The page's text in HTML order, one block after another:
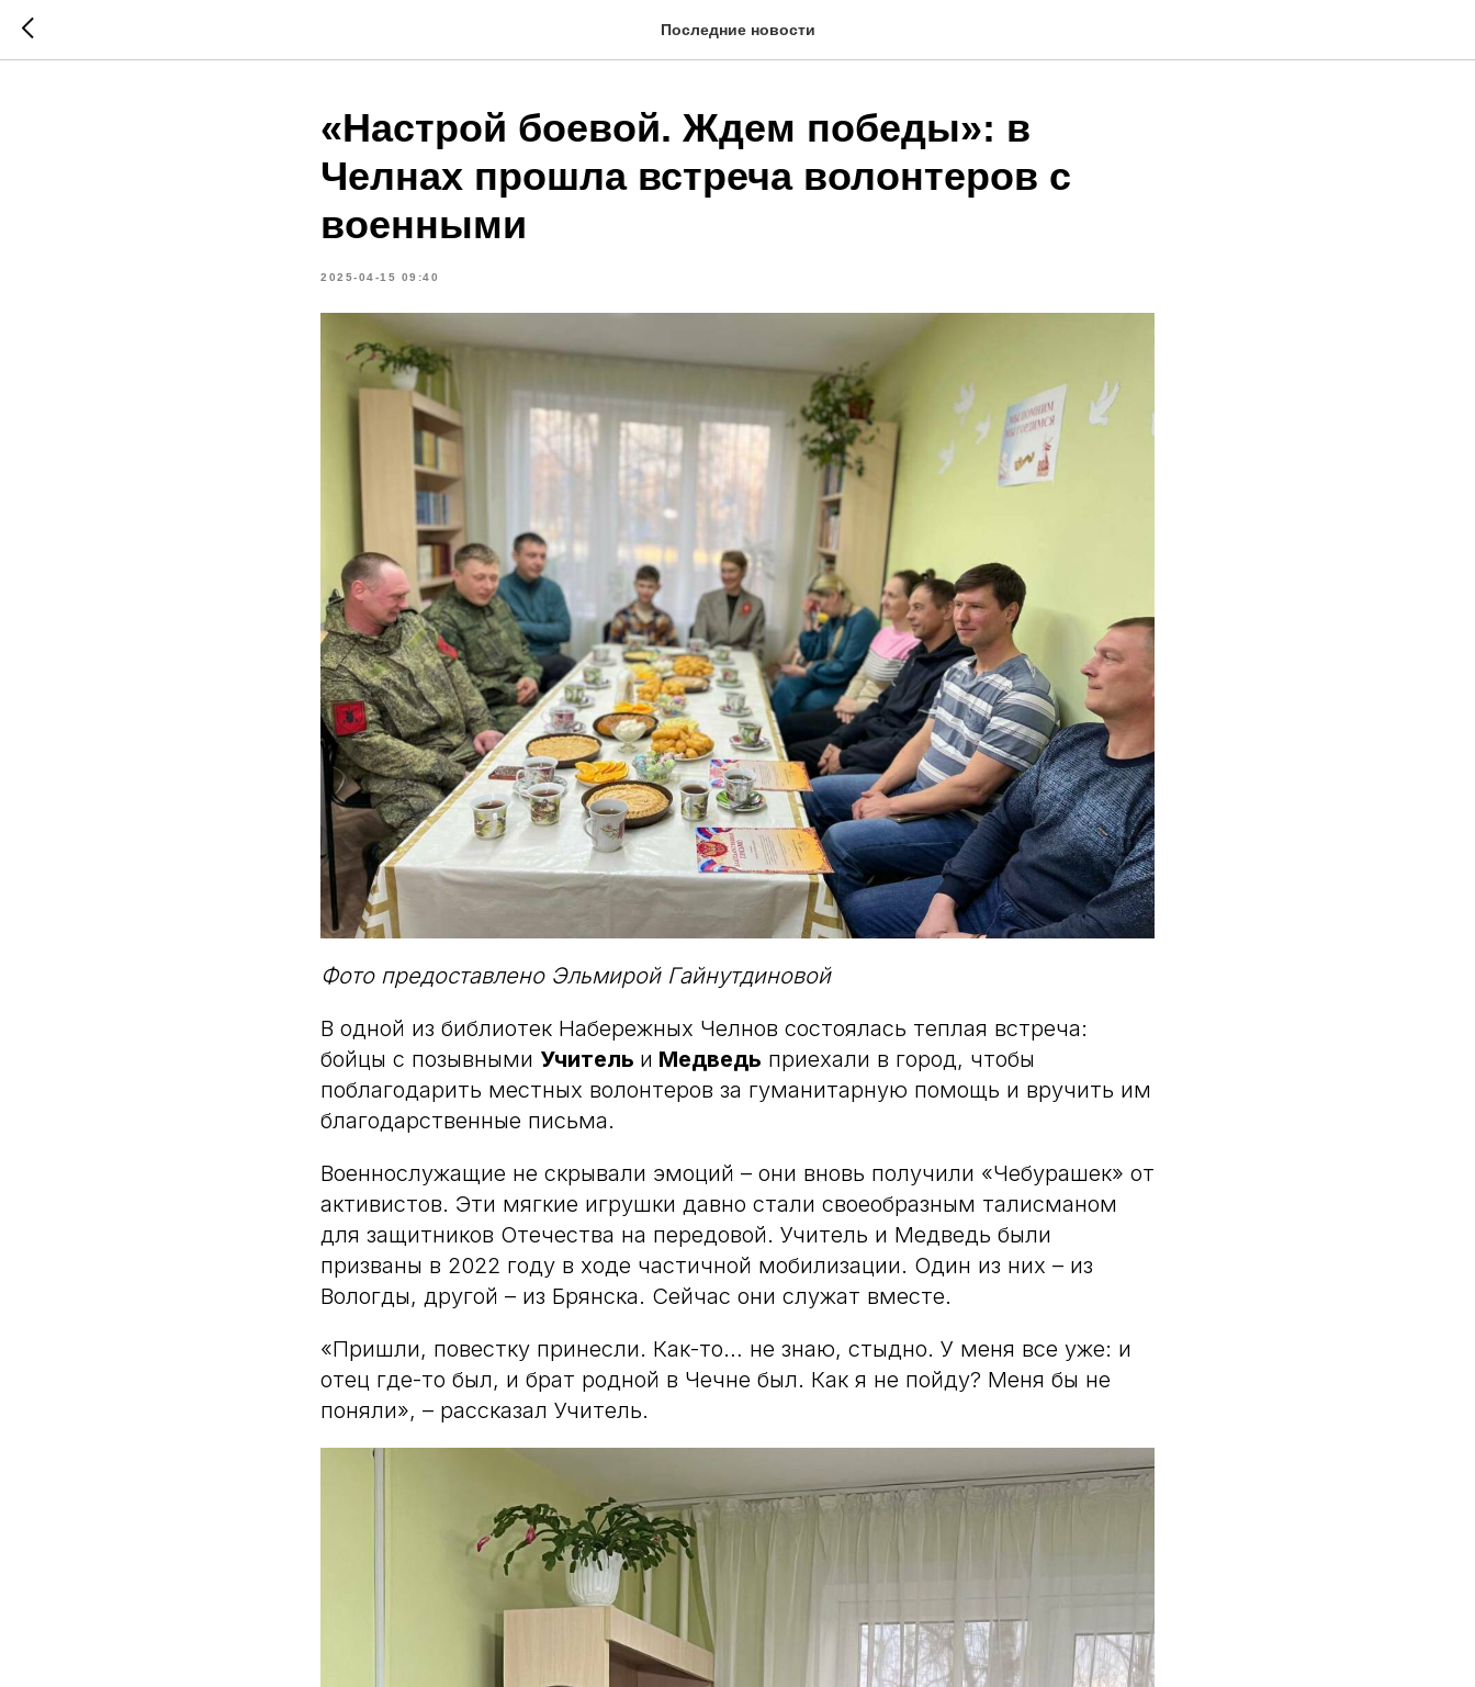
Последние новости
«Настрой боевой. Ждем победы»: в
Челнах прошла встреча волонтеров с
военными
2025-04-15 09:40
Фото предоставлено Эльмирой Гайнутдиновой
В одной из библиотек Набережных Челнов состоялась теплая встреча:
бойцы с позывными Учитель и Медведь приехали в город, чтобы
поблагодарить местных волонтеров за гуманитарную помощь и вручить им
благодарственные письма.
Военнослужащие не скрывали эмоций – они вновь получили «Чебурашек» от
активистов. Эти мягкие игрушки давно стали своеобразным талисманом
для защитников Отечества на передовой. Учитель и Медведь были
призваны в 2022 году в ходе частичной мобилизации. Один из них – из
Вологды, другой – из Брянска. Сейчас они служат вместе.
«Пришли, повестку принесли. Как-то… не знаю, стыдно. У меня все уже: и
отец где-то был, и брат родной в Чечне был. Как я не пойду? Меня бы не
поняли», – рассказал Учитель.